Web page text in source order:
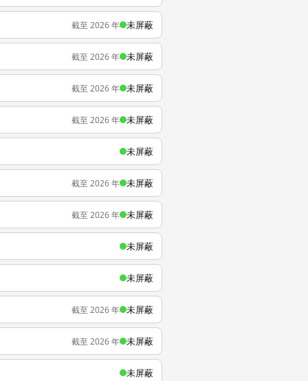
截至 2026 年 未屏蔽
截至 2026 年 未屏蔽
截至 2026 年 未屏蔽
截至 2026 年 未屏蔽
未屏蔽
截至 2026 年 未屏蔽
截至 2026 年 未屏蔽
未屏蔽
未屏蔽
截至 2026 年 未屏蔽
截至 2026 年 未屏蔽
未屏蔽